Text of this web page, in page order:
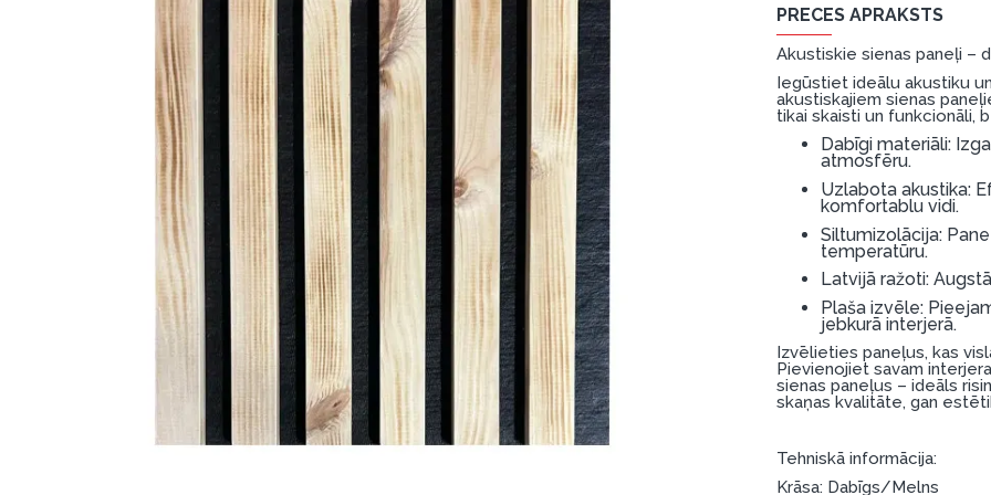
PRECES APRAKSTS
Akustiskie sienas paneļi –
Iegūstiet ideālu akustiku
akustiskajiem sienas
tikai skaisti un funkcionāli,
Dabīgi materiāli:
atmosfēru.
Uzlabota akustika:
komfortablu vidi.
Siltumizolācija:
temperatūru.
Latvijā ražoti:
Plaša izvēle:
jebkurā interjerā.
Izvēlieties paneļus, kas
Pievienojiet savam
sienas paneļus – ideāls
skaņas kvalitāte, gan
Tehniskā informācija:
Krāsa: Dabīgs/Melns